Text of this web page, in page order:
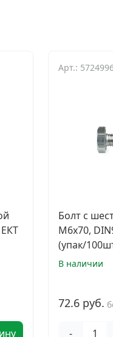
Арт.:
Болт с
M6х70,
(упак/
В наличии
72.6 руб.
-